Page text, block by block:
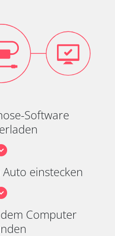
Software
einstecken
Computer